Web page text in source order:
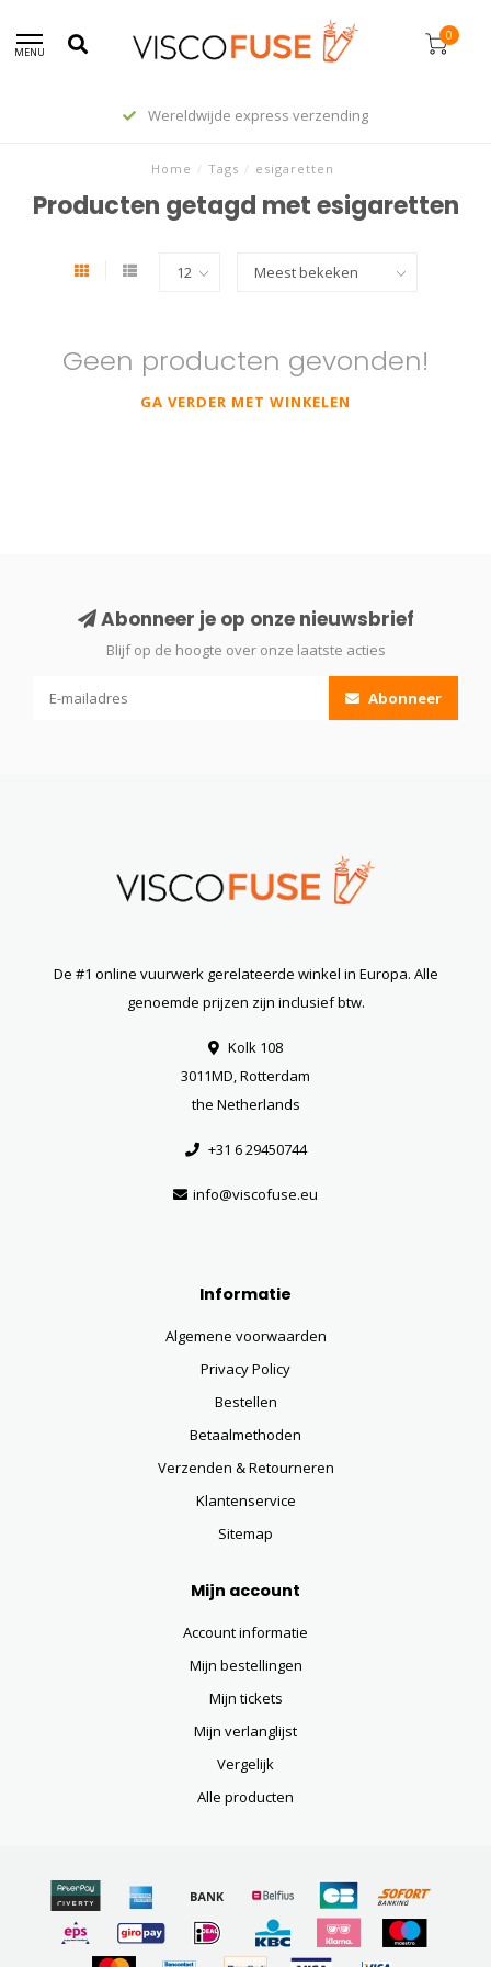
MENU
0
Wereldwijde express verzending
Home / Tags / esigaretten
Producten getagd met esigaretten
Geen producten gevonden!
GA VERDER MET WINKELEN
Abonneer je op onze nieuwsbrief
Blijf op de hoogte over onze laatste acties
Abonneer
De #1 online vuurwerk gerelateerde winkel in Europa. Alle
genoemde prijzen zijn inclusief btw.
Kolk 108
3011MD, Rotterdam
the Netherlands
+31 6 29450744
info@viscofuse.eu
Informatie
Algemene voorwaarden
Privacy Policy
Bestellen
Betaalmethoden
Verzenden & Retourneren
Klantenservice
Sitemap
Mijn account
Account informatie
Mijn bestellingen
Mijn tickets
Mijn verlanglijst
Vergelijk
Alle producten